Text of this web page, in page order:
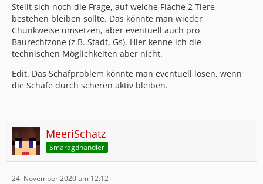
Stellt sich noch die Frage, auf welche Fläche 2 Tiere
bestehen bleiben sollte. Das könnte man wieder
Chunkweise umsetzen, aber eventuell auch pro
Baurechtzone (z.B. Stadt, Gs). Hier kenne ich die
technischen Möglichkeiten aber nicht.
Edit. Das Schafproblem könnte man eventuell lösen, wenn
die Schafe durch scheren aktiv bleiben.
MeeriSchatz
Smaragdhändler
24. November 2020 um 12:12